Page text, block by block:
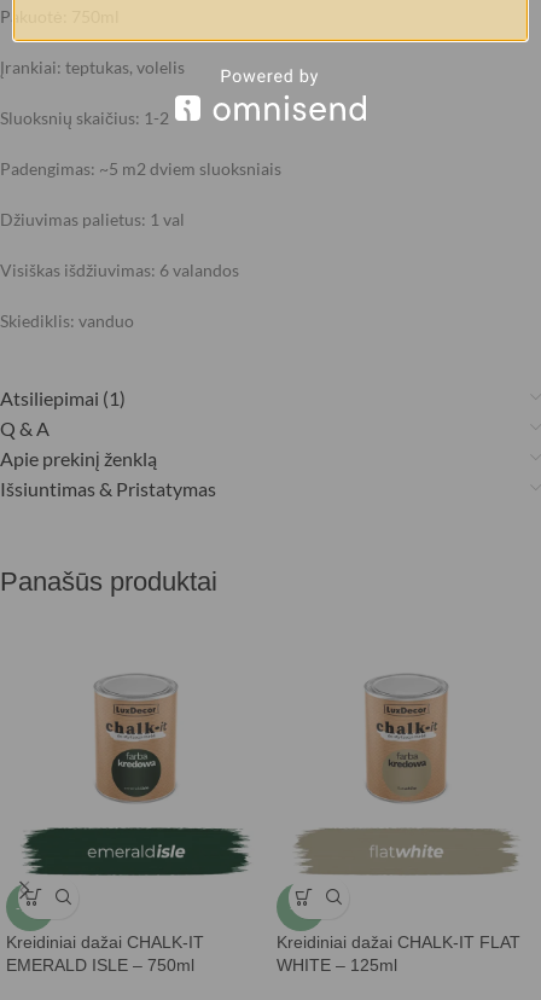
Pakuotė: 750ml
Įrankiai: teptukas, volelis
Sluoksnių skaičius: 1-2
Padengimas: ~5 m2 dviem sluoksniais
Džiuvimas palietus: 1 val
Visiškas išdžiuvimas: 6 valandos
Skiediklis: vanduo
Atsiliepimai (1)
Q & A
Apie prekinį ženklą
Išsiuntimas & Pristatymas
Panašūs produktai
-15%
Kreidiniai dažai CHALK-IT
EMERALD ISLE – 750ml
-5%
Kreidiniai dažai CHALK-IT FLAT
WHITE – 125ml